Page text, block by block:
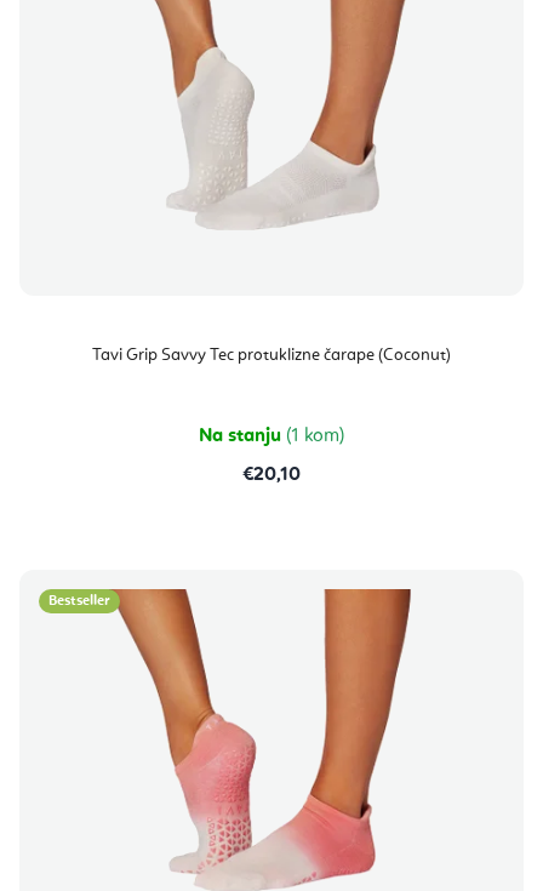
Tavi Grip Savvy Tec protuklizne čarape (Coconut)
Na stanju (1 kom)
€20,10
Bestseller